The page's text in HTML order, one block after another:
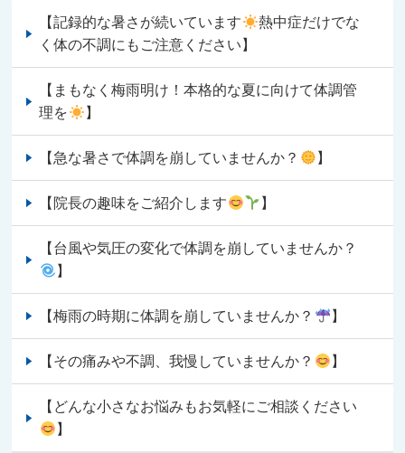
【記録的な暑さが続いています
熱中症だけでな
く体の不調にもご注意ください】
【まもなく梅雨明け！本格的な夏に向けて体調管
理を
】
【急な暑さで体調を崩していませんか？ 】
【院長の趣味をご紹介します 】
【台風や気圧の変化で体調を崩していませんか？
】
【梅雨の時期に体調を崩していませんか？ 】
【その痛みや不調、我慢していませんか？ 】
【どんな小さなお悩みもお気軽にご相談ください
】